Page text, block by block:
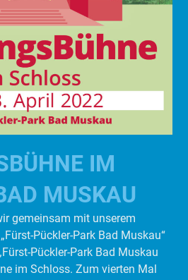
IM
MUSKAU
gemeinsam mit unserem
Pückler-Park Bad Muskau“
Pückler-Park Bad Muskau
im Schloss. Zum vierten Mal